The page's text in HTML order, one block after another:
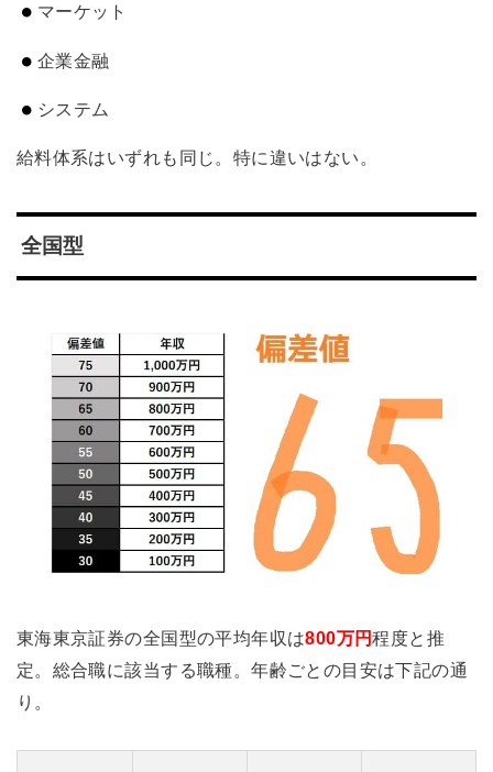
マーケット
企業金融
システム
給料体系はいずれも同じ。特に違いはない。
全国型
東海東京証券の全国型の平均年収は800万円程度と推
定。総合職に該当する職種。年齢ごとの目安は下記の通
り。